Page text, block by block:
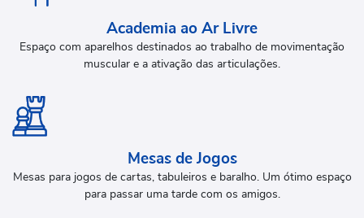
Academia ao Ar Livre
Espaço com aparelhos destinados ao trabalho de movimentação
muscular e a ativação das articulações.
Mesas de Jogos
Mesas para jogos de cartas, tabuleiros e baralho. Um ótimo espaço
para passar uma tarde com os amigos.